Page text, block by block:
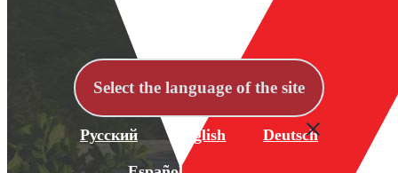
Select the language of the site
Русский English Deutsch